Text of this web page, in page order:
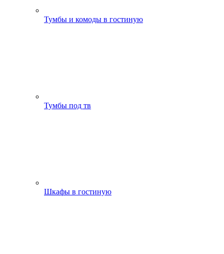
Тумбы и комоды в гостиную
Тумбы под тв
Шкафы в гостиную